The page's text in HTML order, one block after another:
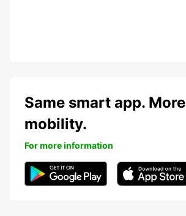
Same smart app. More
mobility.
For more information